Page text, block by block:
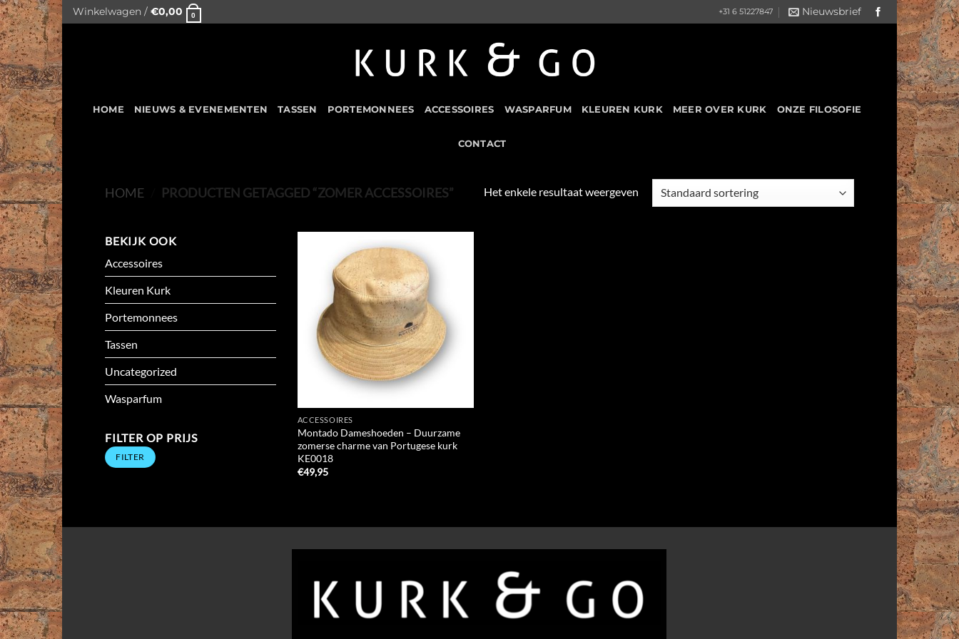
Skip
to
content
Winkelwagen / €0,00 0 +31 6 51227847 Nieuwsbrief
HOME NIEUWS & EVENEMENTEN TASSEN PORTEMONNEES ACCESSOIRES WASPARFUM KLEUREN KURK MEER OVER KURK ONZE FILOSOFIE
CONTACT
HOME PRODUCTEN GETAGGED “ZOMER ACCESSOIRES” Het enkele resultaat weergeven
BEKIJK OOK
Accessoires
Kleuren Kurk
Portemonnees
Tassen
Uncategorized
Wasparfum
FILTER OP PRIJS
Min.
prijs
Max.
prijsFILTER
ACCESSOIRES
Montado Dameshoeden – Duurzame
zomerse charme van Portugese kurk
KE0018
€49,95